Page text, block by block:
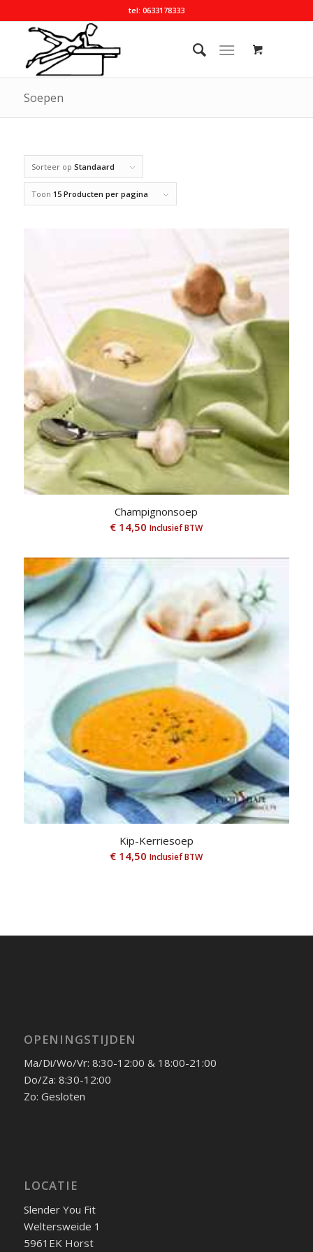
tel: 0633178333
Soepen
Sorteer op Standaard
Toon 15 Producten per pagina
Champignonsoep
€ 14,50 Inclusief BTW
Kip-Kerriesoep
€ 14,50 Inclusief BTW
OPENINGSTIJDEN
Ma/Di/Wo/Vr: 8:30-12:00 & 18:00-21:00
Do/Za: 8:30-12:00
Zo: Gesloten
LOCATIE
Slender You Fit
Weltersweide 1
5961EK Horst